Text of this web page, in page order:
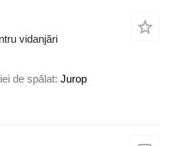
vidanjări
de spălat Jurop